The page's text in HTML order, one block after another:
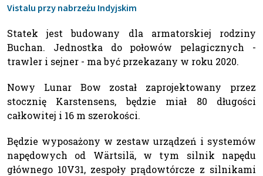
Vistalu przy nabrzeżu Indyjskim
Statek jest budowany dla armatorskiej rodziny
Buchan. Jednostka do połowów pelagicznych -
trawler i sejner - ma być przekazany w roku 2020.
Nowy Lunar Bow został zaprojektowany przez
stocznię Karstensens, będzie miał 80 długości
całkowitej i 16 m szerokości.
Będzie wyposażony w zestaw urządzeń i systemów
napędowych od Wärtsilä, w tym silnik napędu
głównego 10V31, zespoły prądowtórcze z silnikami